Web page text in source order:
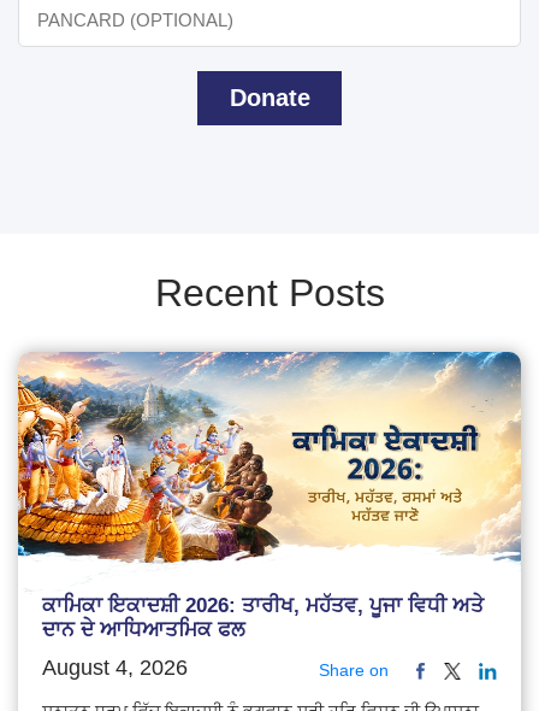
Donate
Recent Posts
ਕਾਮਿਕਾ ਇਕਾਦਸ਼ੀ 2026: ਤਾਰੀਖ, ਮਹੱਤਵ, ਪੂਜਾ ਵਿਧੀ ਅਤੇ
ਦਾਨ ਦੇ ਆਧਿਆਤਮਿਕ ਫਲ
August 4, 2026 Share on